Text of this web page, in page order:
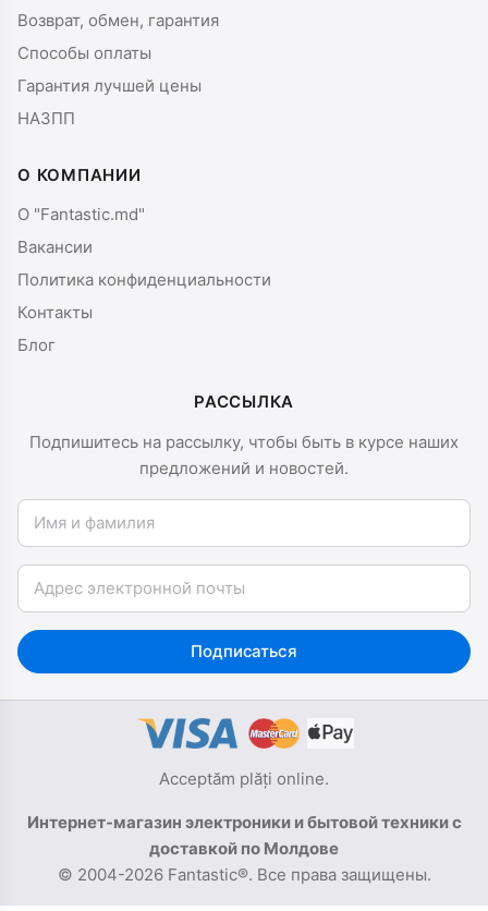
Возврат, обмен, гарантия
Способы оплаты
Гарантия лучшей цены
НАЗПП
О КОМПАНИИ
О "Fantastic.md"
Вакансии
Политика конфиденциальности
Контакты
Блог
РАССЫЛКА
Подпишитесь на рассылку, чтобы быть в курсе наших
предложений и новостей.
Имя и фамилия
Email
Подписаться
Acceptăm plăți online.
Интернет-магазин электроники и бытовой техники с
доставкой по Молдове
© 2004-2026 Fantastic®. Все права защищены.